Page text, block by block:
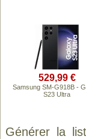
529,99 €
Samsung SM-G918B -
S23 Ultra
Générer la